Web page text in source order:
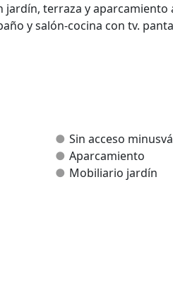
jardín, terraza y aparcamiento
y salón-cocina con tv.
Sin acceso
Aparcamiento
Mobiliario jardín